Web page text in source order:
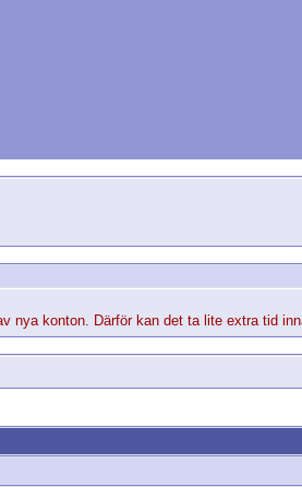
nya konton. Därför kan det ta lite extra tid